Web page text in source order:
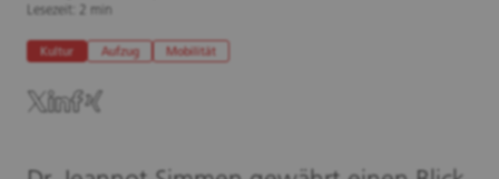
Lesezeit: 2 min
Kultur Aufzug Mobilität